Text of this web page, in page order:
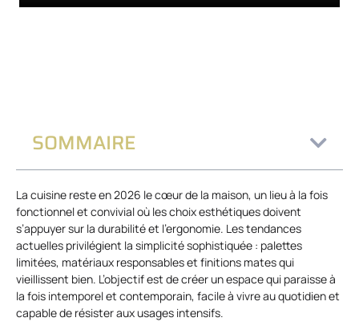
SOMMAIRE
La cuisine reste en 2026 le cœur de la maison, un lieu à la fois
fonctionnel et convivial où les choix esthétiques doivent
s’appuyer sur la durabilité et l’ergonomie. Les tendances
actuelles privilégient la simplicité sophistiquée : palettes
limitées, matériaux responsables et finitions mates qui
vieillissent bien. L’objectif est de créer un espace qui paraisse à
la fois intemporel et contemporain, facile à vivre au quotidien et
capable de résister aux usages intensifs.